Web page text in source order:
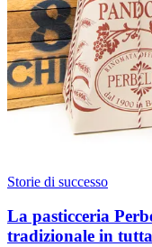
Storie di successo
La pasticceria
tradizionale in